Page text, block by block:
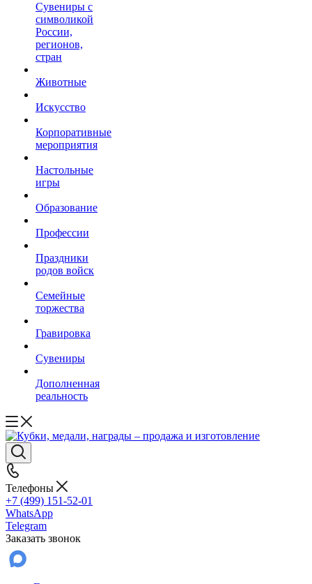
Сувениры с
символикой
России,
регионов,
стран
Животные
Искусство
Корпоративные
мероприятия
Настольные
игры
Образование
Профессии
Праздники
родов войск
Семейные
торжества
Гравировка
Сувениры
Дополненная
реальность
Телефоны
+7 (499) 151-52-01
WhatsApp
Telegram
Заказать звонок